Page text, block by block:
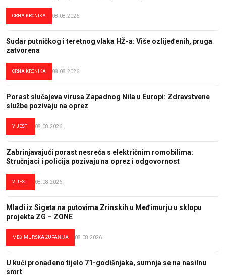
CRNA KRONIKA 08.08.2026.
Sudar putničkog i teretnog vlaka HŽ-a: Više ozlijeđenih, pruga
zatvorena
CRNA KRONIKA 08.08.2026.
Porast slučajeva virusa Zapadnog Nila u Europi: Zdravstvene
službe pozivaju na oprez
VIJESTI 08.08.2026.
Zabrinjavajući porast nesreća s električnim romobilima:
Stručnjaci i policija pozivaju na oprez i odgovornost
VIJESTI 08.08.2026.
Mladi iz Sigeta na putovima Zrinskih u Međimurju u sklopu
projekta ZG – ZONE
MEĐIMURSKA ŽUPANIJA 08.08.2026.
U kući pronađeno tijelo 71-godišnjaka, sumnja se na nasilnu
smrt